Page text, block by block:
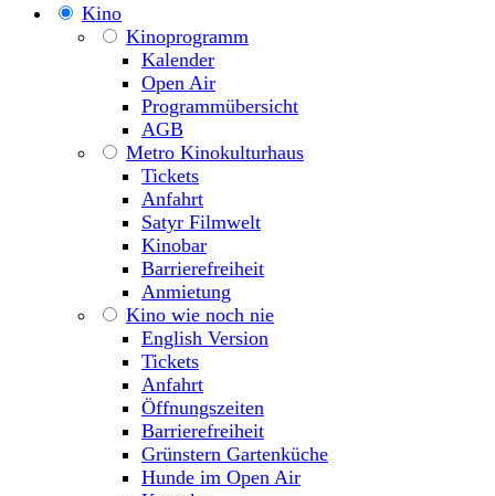
Kino
Kinoprogramm
Kalender
Open Air
Programmübersicht
AGB
Metro Kinokulturhaus
Tickets
Anfahrt
Satyr Filmwelt
Kinobar
Barrierefreiheit
Anmietung
Kino wie noch nie
English Version
Tickets
Anfahrt
Öffnungszeiten
Barrierefreiheit
Grünstern Gartenküche
Hunde im Open Air